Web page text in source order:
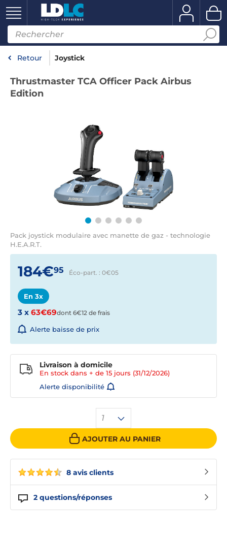
Retour Joystick
Thrustmaster TCA Officer Pack Airbus
Edition
Pack joystick modulaire avec manette de gaz - technologie
H.E.A.R.T.
8 avis clients
2 questions/réponses
184€95 Éco-part. : 0€05
En 3x
3 x 63€69dont 6€12 de frais
Alerte baisse de prix
1
AJOUTER AU PANIER
Livraison à domicile
En stock dans + de 15 jours (31/12/2026)
Alerte disponibilité